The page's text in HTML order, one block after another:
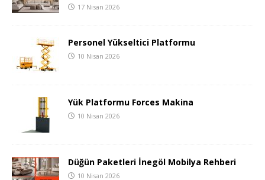
17 Nisan 2026
Personel Yükseltici Platformu
10 Nisan 2026
Yük Platformu Forces Makina
10 Nisan 2026
Düğün Paketleri İnegöl Mobilya Rehberi
10 Nisan 2026